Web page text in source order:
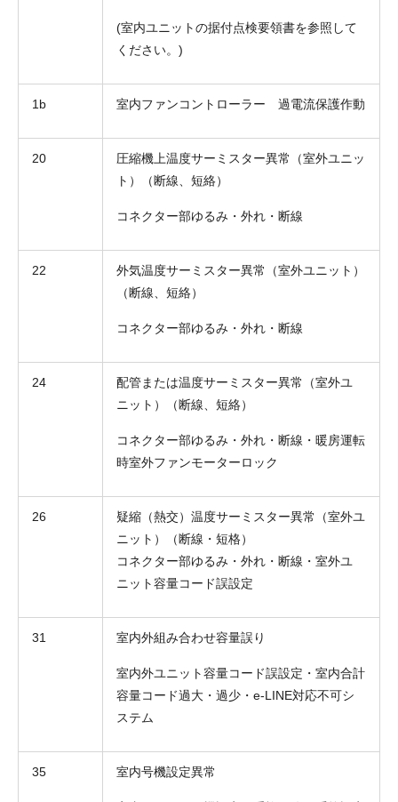
(室内ユニットの据付点検要領書を参照して
ください。)
1b 室内ファンコントローラー 過電流保護作動
20
圧縮機上温度サーミスター異常（室外ユニッ
ト）（断線、短絡）
コネクター部ゆるみ・外れ・断線
22
外気温度サーミスター異常（室外ユニット）
（断線、短絡）
コネクター部ゆるみ・外れ・断線
24
配管または温度サーミスター異常（室外ユ
ニット）（断線、短絡）
コネクター部ゆるみ・外れ・断線・暖房運転
時室外ファンモーターロック
26
疑縮（熱交）温度サーミスター異常（室外ユ
ニット）（断線・短格）
コネクター部ゆるみ・外れ・断線・室外ユ
ニット容量コード誤設定
31 室内外組み合わせ容量誤り
室内外ユニット容量コード誤設定・室内合計
容量コード過大・過少・e-LINE対応不可シ
ステム
35 室内号機設定異常
電話番号
メールアドレス
お問合せ内容 工事お見積り依頼
ご相談
メッセージ